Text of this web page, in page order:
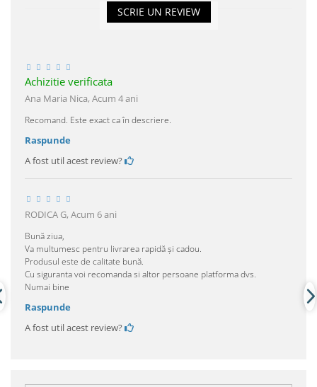
SCRIE UN REVIEW
Achizitie verificata
Ana Maria Nica,Acum 4 ani
Recomand. Este exact ca în descriere.
Raspunde
A fost util acest review?
RODICA G,Acum 6 ani
Bună ziua,
Va multumesc pentru livrarea rapidă și cadou.
Produsul este de calitate bună.
Cu siguranta voi recomanda si altor persoane platforma dvs.
Numai bine
Raspunde
A fost util acest review?